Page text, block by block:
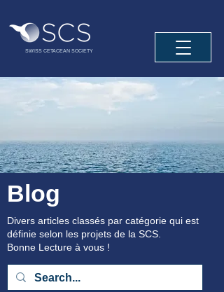
SWISS CETACEAN SOCIETY
Blog
Divers articles classés par catégorie qui est
définie selon les projets de la SCS.
Bonne Lecture à vous !